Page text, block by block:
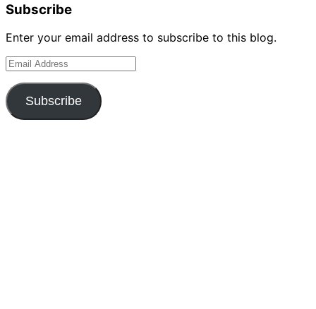
Subscribe
Enter your email address to subscribe to this blog.
Email
Subscribe